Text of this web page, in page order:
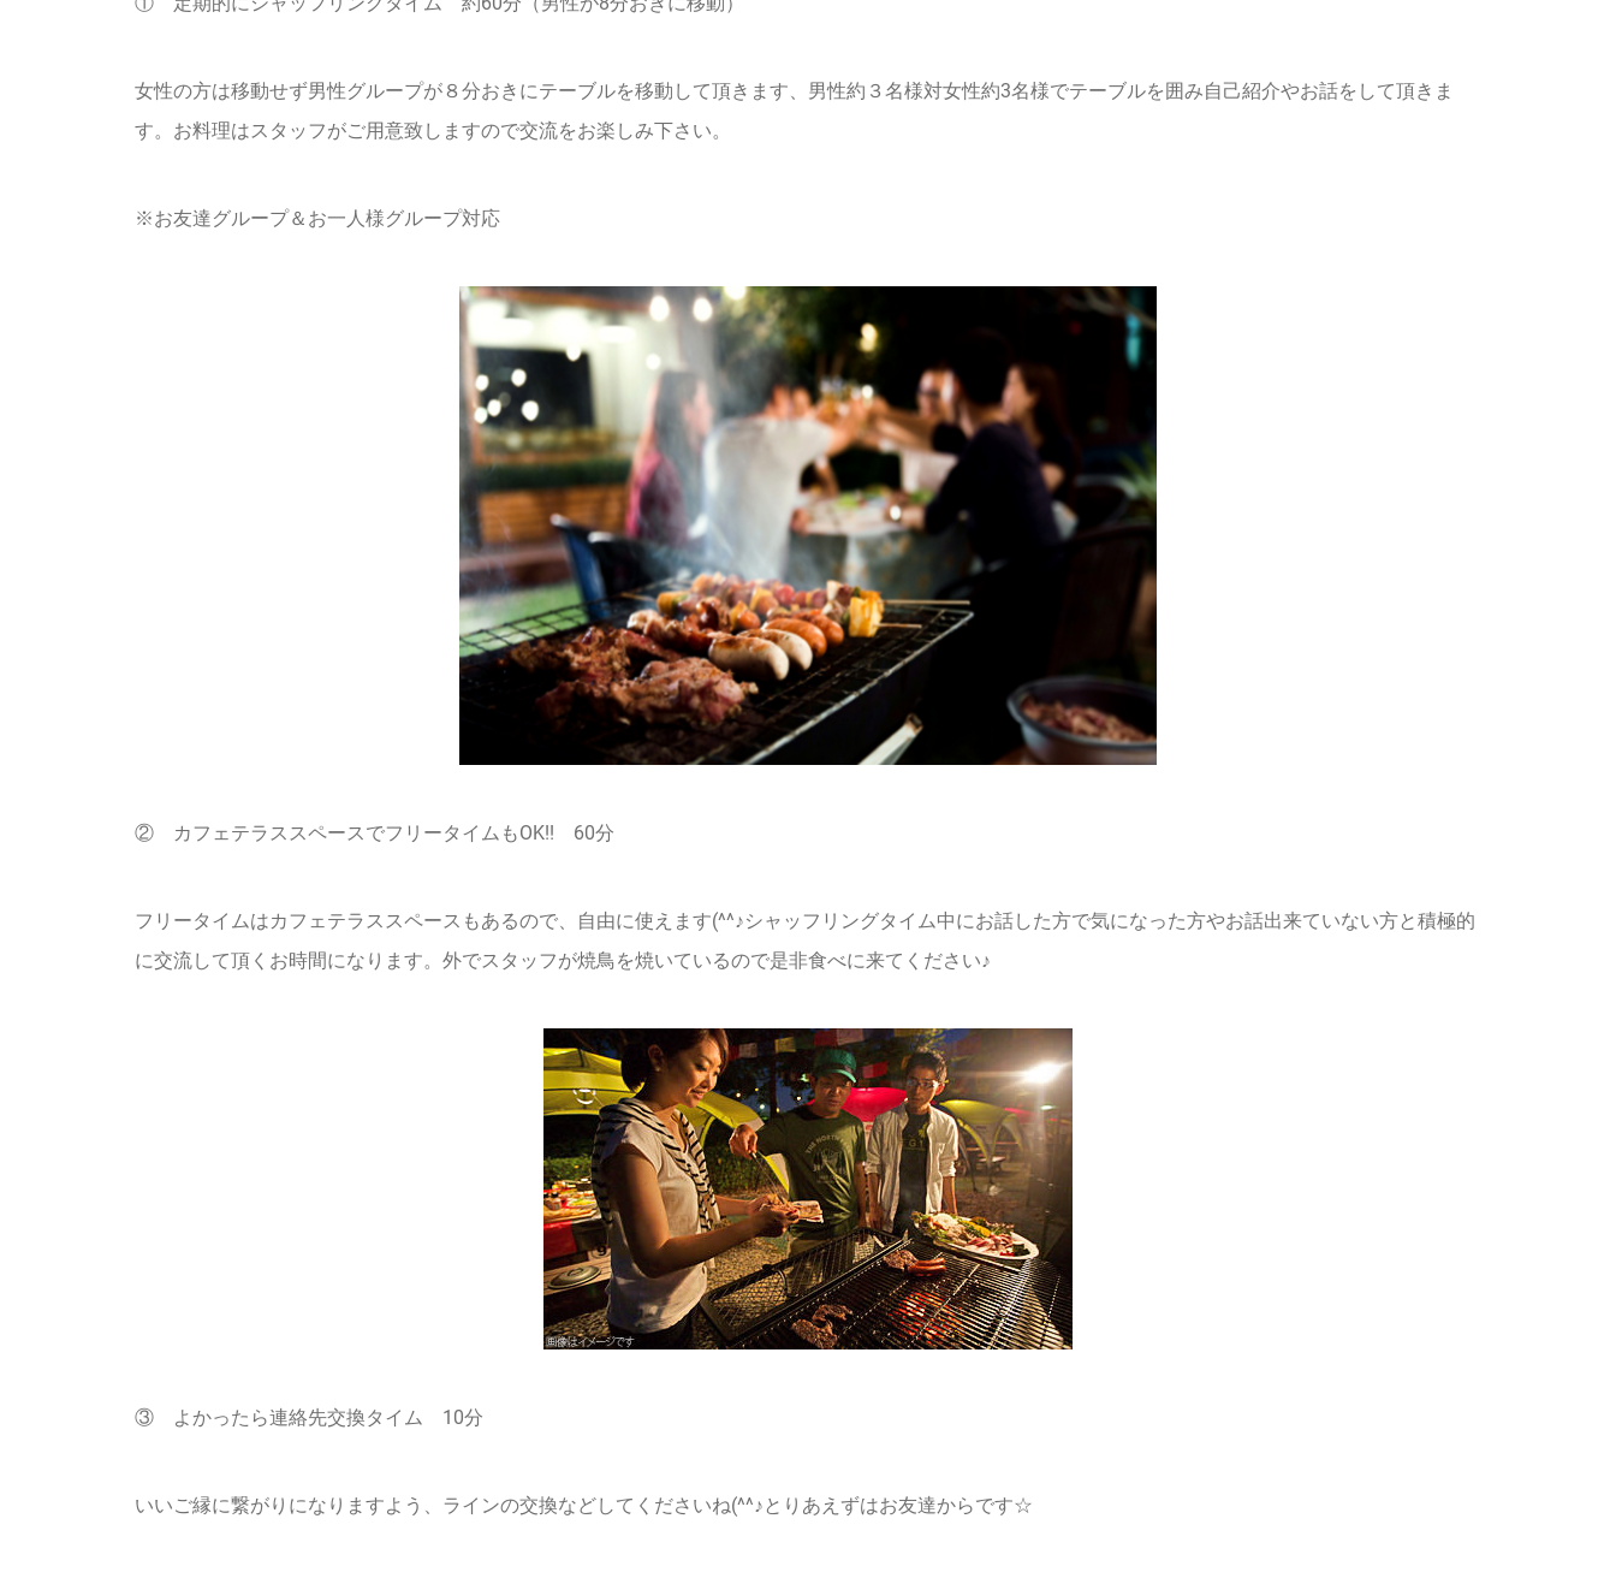
女性の方は移動せず男性グループが８分おきにテーブルを移動して頂きます、男性約３名様対女性約3名様でテーブルを囲み自己紹介やお話をして頂きま
す。お料理はスタッフがご用意致しますので交流をお楽しみ下さい。
※お友達グループ＆お一人様グループ対応
② カフェテラススペースでフリータイムもOK!! 60分
フリータイムはカフェテラススペースもあるので、自由に使えます(^^♪シャッフリングタイム中にお話した方で気になった方やお話出来ていない方と積極的
に交流して頂くお時間になります。外でスタッフが焼鳥を焼いているので是非食べに来てください♪
③ よかったら連絡先交換タイム 10分
いいご縁に繋がりになりますよう、ラインの交換などしてくださいね(^^♪とりあえずはお友達からです☆